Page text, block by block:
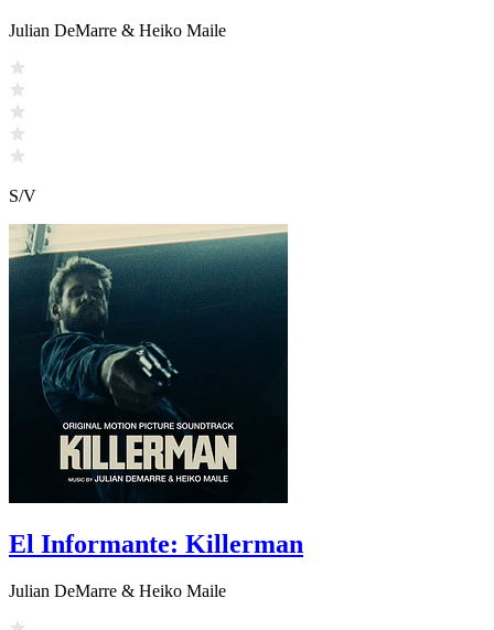
Julian DeMarre & Heiko Maile
S/V
El Informante: Killerman
Julian DeMarre & Heiko Maile